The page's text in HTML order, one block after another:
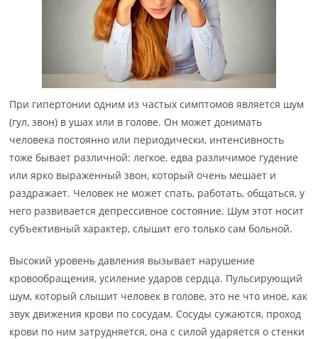
При гипертонии одним из частых симптомов является шум
(гул, звон) в ушах или в голове. Он может донимать
человека постоянно или периодически, интенсивность
тоже бывает различной: легкое, едва различимое гудение
или ярко выраженный звон, который очень мешает и
раздражает. Человек не может спать, работать, общаться, у
него развивается депрессивное состояние. Шум этот носит
субъективный характер, слышит его только сам больной.
Высокий уровень давления вызывает нарушение
кровообращения, усиление ударов сердца. Пульсирующий
шум, который слышит человек в голове, это не что иное, как
звук движения крови по сосудам. Сосуды сужаются, проход
крови по ним затрудняется, она с силой ударяется о стенки